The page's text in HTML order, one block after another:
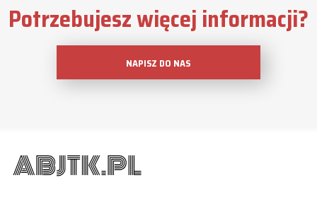
Potrzebujesz więcej informacji?
NAPISZ DO NAS